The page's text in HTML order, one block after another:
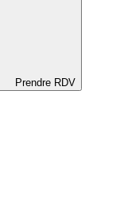
Prendre RDV